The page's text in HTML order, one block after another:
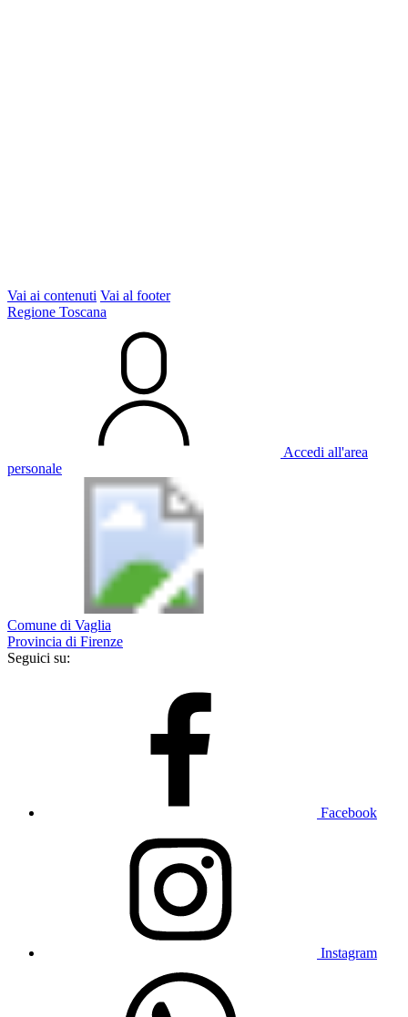
Vai ai contenuti Vai al footer
Regione Toscana
Accedi all'area
personale
Comune di Vaglia
Provincia di Firenze
Seguici su:
Facebook
Instagram